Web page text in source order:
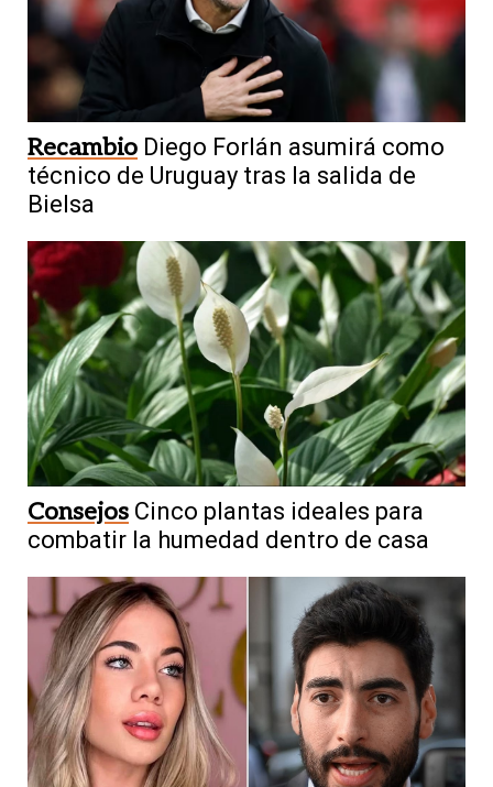
Recambio Diego Forlán asumirá como
técnico de Uruguay tras la salida de
Bielsa
Consejos Cinco plantas ideales para
combatir la humedad dentro de casa